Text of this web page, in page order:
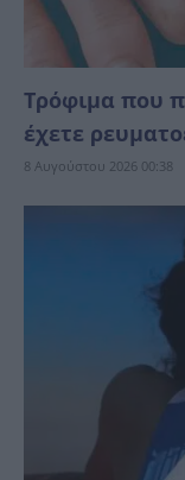
Τρόφιμα που
έχετε
8 Αυγούστου 2026 00:38